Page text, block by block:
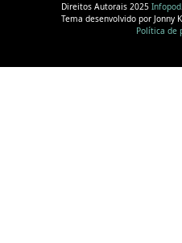
Direitos Autorais 2025 Infopod
Tema desenvolvido por Jonny
Política de